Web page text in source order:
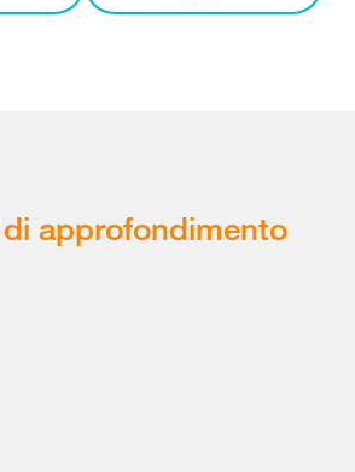
approfondimento